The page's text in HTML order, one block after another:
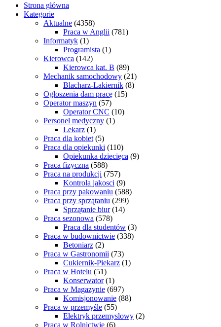
Strona główna
Kategorie
Aktualne (4358)
Praca w Anglii (781)
Informatyk (1)
Programista (1)
Kierowca (142)
Kierowca kat. B (89)
Mechanik samochodowy (21)
Blacharz-Lakiernik (8)
Ogłoszenia dam pracę (15)
Operator maszyn (57)
Operator CNC (10)
Personel medyczny (1)
Lekarz (1)
Praca dla kobiet (5)
Praca dla opiekunki (110)
Opiekunka dziecięca (9)
Praca fizyczna (588)
Praca na produkcji (757)
Kontrola jakosci (9)
Praca przy pakowaniu (588)
Praca przy sprzątaniu (299)
Sprzątanie biur (14)
Praca sezonowa (578)
Praca dla studentów (3)
Praca w budownictwie (338)
Betoniarz (2)
Praca w Gastronomii (73)
Cukiernik-Piekarz (1)
Praca w Hotelu (51)
Konserwator (1)
Praca w Magazynie (697)
Komisjonowanie (88)
Praca w przemyśle (55)
Elektryk przemyslowy (2)
Praca w Rolnictwie (6)